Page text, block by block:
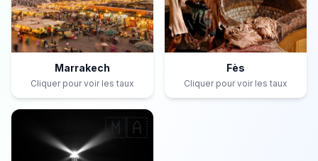
Marrakech
Cliquer pour voir les taux
Fès
Cliquer pour voir les taux
🇲🇦